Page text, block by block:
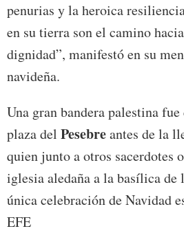
penurias y la heroica
en su tierra son el camino
dignidad”, manifestó en su
navideña.
Una gran bandera palestina
plaza del Pesebreantes de la
quien junto a otros sacerdotes
iglesia aledaña a la basílica de
única celebración de Navidad
EFE